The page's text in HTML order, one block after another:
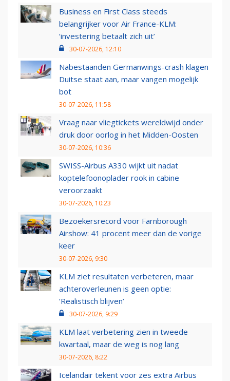
Business en First Class steeds
belangrijker voor Air France-KLM:
‘investering betaalt zich uit’
30-07-2026, 12:10
Nabestaanden Germanwings-crash klagen
Duitse staat aan, maar vangen mogelijk
bot
30-07-2026, 11:58
Vraag naar vliegtickets wereldwijd onder
druk door oorlog in het Midden-Oosten
30-07-2026, 10:36
SWISS-Airbus A330 wijkt uit nadat
koptelefoonoplader rook in cabine
veroorzaakt
30-07-2026, 10:23
Bezoekersrecord voor Farnborough
Airshow: 41 procent meer dan de vorige
keer
30-07-2026, 9:30
KLM ziet resultaten verbeteren, maar
achteroverleunen is geen optie:
‘Realistisch blijven’
30-07-2026, 9:29
KLM laat verbetering zien in tweede
kwartaal, maar de weg is nog lang
30-07-2026, 8:22
Icelandair tekent voor zes extra Airbus